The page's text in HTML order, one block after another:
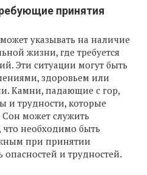
принятия
указывать на наличие
жизни, где требуется
Эти ситуации могут быть
здоровьем или
Камни, падающие с гор,
и трудности, которые
может служить
необходимо быть
при принятии
и трудностей.